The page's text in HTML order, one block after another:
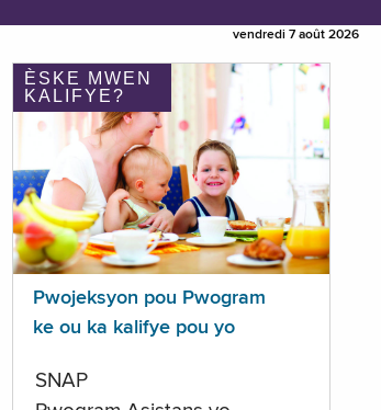
vendredi 7 août 2026
ÈSKE MWEN
KALIFYE?
Pwojeksyon pou Pwogram
ke ou ka kalifye pou yo
SNAP